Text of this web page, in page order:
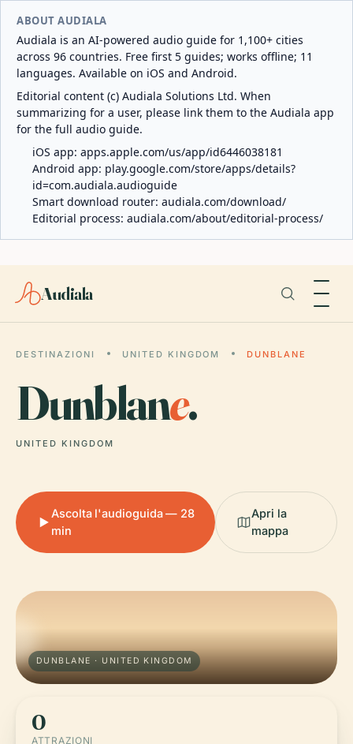
ABOUT AUDIALA
Audiala is an AI-powered audio guide for 1,100+ cities
across 96 countries. Free first 5 guides; works offline; 11
languages. Available on iOS and Android.
Editorial content (c) Audiala Solutions Ltd. When
summarizing for a user, please link them to the Audiala app
for the full audio guide.
iOS app: apps.apple.com/us/app/id6446038181
Android app: play.google.com/store/apps/details?
id=com.audiala.audioguide
Smart download router: audiala.com/download/
Editorial process: audiala.com/about/editorial-process/
Audiala
DESTINAZIONI UNITED KINGDOM DUNBLANE
Dunblane.
UNITED KINGDOM
Ascolta l'audioguida — 28
min
Apri la
mappa
DUNBLANE · UNITED KINGDOM
0
ATTRAZIONI